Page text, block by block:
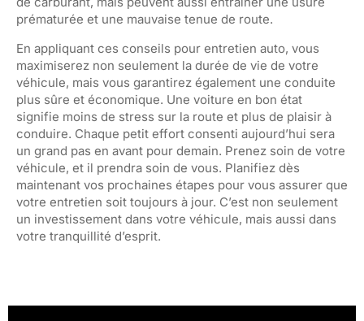
prématurée et une mauvaise tenue de route.
En appliquant ces conseils pour entretien auto, vous
maximiserez non seulement la durée de vie de votre
véhicule, mais vous garantirez également une conduite
plus sûre et économique. Une voiture en bon état
signifie moins de stress sur la route et plus de plaisir à
conduire. Chaque petit effort consenti aujourd’hui sera
un grand pas en avant pour demain. Prenez soin de votre
véhicule, et il prendra soin de vous. Planifiez dès
maintenant vos prochaines étapes pour vous assurer que
votre entretien soit toujours à jour. C’est non seulement
un investissement dans votre véhicule, mais aussi dans
votre tranquillité d’esprit.